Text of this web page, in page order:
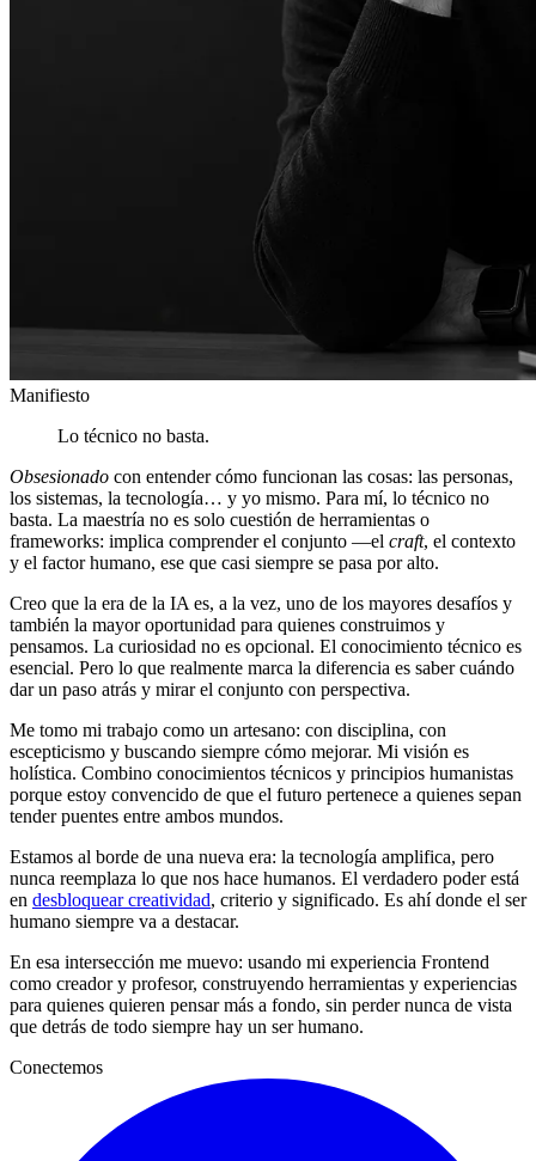
Manifiesto
Lo técnico no basta.
Obsesionado con entender cómo funcionan las cosas: las personas,
los sistemas, la tecnología… y yo mismo. Para mí, lo técnico no
basta. La maestría no es solo cuestión de herramientas o
frameworks: implica comprender el conjunto —el craft, el contexto
y el factor humano, ese que casi siempre se pasa por alto.
Creo que la era de la IA es, a la vez, uno de los mayores desafíos y
también la mayor oportunidad para quienes construimos y
pensamos. La curiosidad no es opcional. El conocimiento técnico es
esencial. Pero lo que realmente marca la diferencia es saber cuándo
dar un paso atrás y mirar el conjunto con perspectiva.
Me tomo mi trabajo como un artesano: con disciplina, con
escepticismo y buscando siempre cómo mejorar. Mi visión es
holística. Combino conocimientos técnicos y principios humanistas
porque estoy convencido de que el futuro pertenece a quienes sepan
tender puentes entre ambos mundos.
Estamos al borde de una nueva era: la tecnología amplifica, pero
nunca reemplaza lo que nos hace humanos. El verdadero poder está
en desbloquear creatividad, criterio y significado. Es ahí donde el ser
humano siempre va a destacar.
En esa intersección me muevo: usando mi experiencia Frontend
como creador y profesor, construyendo herramientas y experiencias
para quienes quieren pensar más a fondo, sin perder nunca de vista
que detrás de todo siempre hay un ser humano.
Conectemos